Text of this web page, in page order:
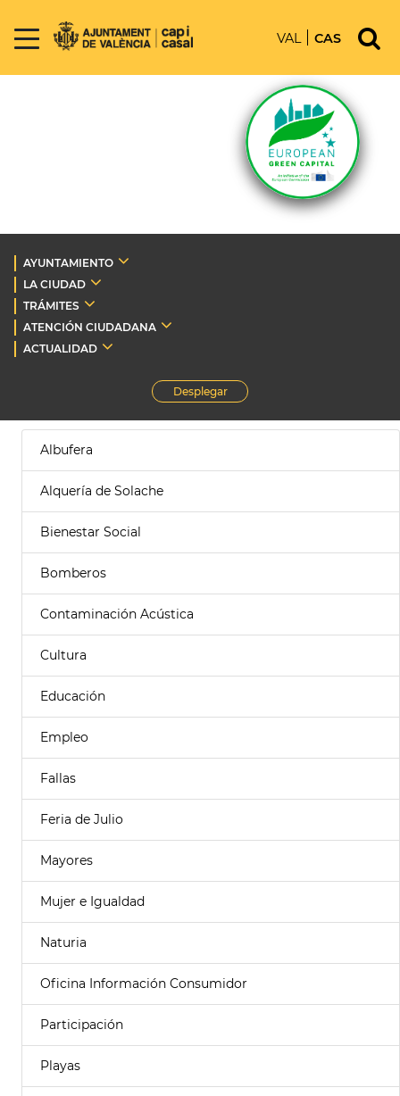
VAL CAS
AYUNTAMIENTO
LA CIUDAD
TRÁMITES
ATENCIÓN CIUDADANA
ACTUALIDAD
Desplegar
Albufera
Alquería de Solache
Bienestar Social
Bomberos
Contaminación Acústica
Cultura
Educación
Empleo
Fallas
Feria de Julio
Mayores
Mujer e Igualdad
Naturia
Oficina Información Consumidor
Participación
Playas